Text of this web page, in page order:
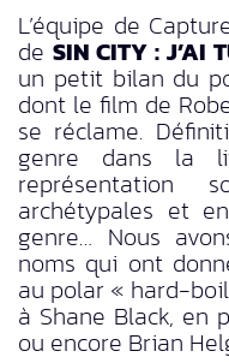
L’équipe de
de SIN CITY : J’AI
un petit bilan du
dont le film de
se réclame.
genre dans la
représentation
archétypales et
genre… Nous
noms qui ont
au polar « hard-
à Shane Black, en
ou encore Brian